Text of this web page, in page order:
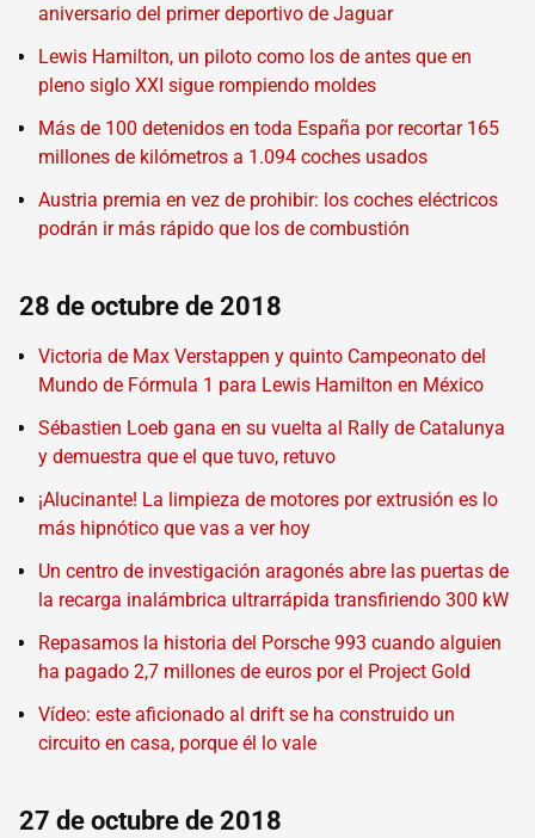
aniversario del primer deportivo de Jaguar
Lewis Hamilton, un piloto como los de antes que en
pleno siglo XXI sigue rompiendo moldes
Más de 100 detenidos en toda España por recortar 165
millones de kilómetros a 1.094 coches usados
Austria premia en vez de prohibir: los coches eléctricos
podrán ir más rápido que los de combustión
28 de octubre de 2018
Victoria de Max Verstappen y quinto Campeonato del
Mundo de Fórmula 1 para Lewis Hamilton en México
Sébastien Loeb gana en su vuelta al Rally de Catalunya
y demuestra que el que tuvo, retuvo
¡Alucinante! La limpieza de motores por extrusión es lo
más hipnótico que vas a ver hoy
Un centro de investigación aragonés abre las puertas de
la recarga inalámbrica ultrarrápida transfiriendo 300 kW
Repasamos la historia del Porsche 993 cuando alguien
ha pagado 2,7 millones de euros por el Project Gold
Vídeo: este aficionado al drift se ha construido un
circuito en casa, porque él lo vale
27 de octubre de 2018